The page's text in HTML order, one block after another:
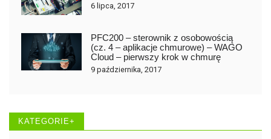
6 lipca, 2017
PFC200 – sterownik z osobowością
(cz. 4 – aplikacje chmurowe) – WAGO
Cloud – pierwszy krok w chmurę
9 października, 2017
KATEGORIE+